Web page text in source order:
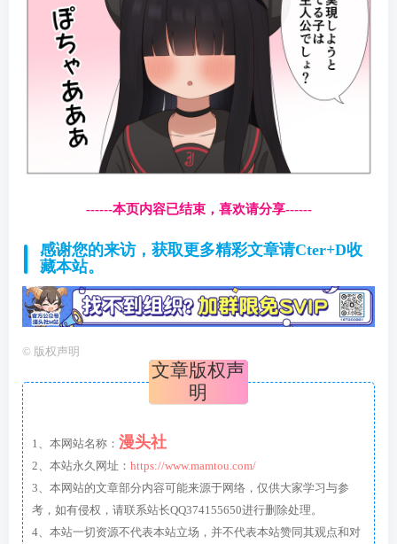
------本页内容已结束，喜欢请分享------
感谢您的来访，获取更多精彩文章请Cter+D收
藏本站。
© 版权声明
文章版权声
明
1、本网站名称： 漫头社
2、本站永久网址： https://www.mamtou.com/
3、本网站的文章部分内容可能来源于网络，仅供大家学习与参
考，如有侵权，请联系站长QQ374155650进行删除处理。
4、本站一切资源不代表本站立场，并不代表本站赞同其观点和对